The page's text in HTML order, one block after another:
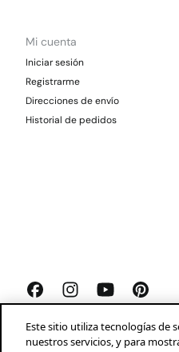
Mi cuenta
Iniciar sesión
Registrarme
Direcciones de envío
Historial de pedidos
Springfield 2026© Aviso legal
Este sitio utiliza tecnologías de
nuestros servicios, y para